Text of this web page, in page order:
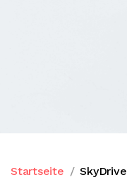
Startseite SkyDrive